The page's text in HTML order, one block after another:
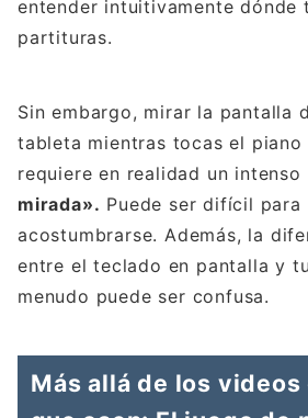
entender intuitivamente dónde
partituras.
Sin embargo, mirar la pantalla
tableta mientras tocas el piano
requiere en realidad un intenso
mirada». Puede ser difícil
acostumbrarse. Además, la
entre el teclado en pantalla y
menudo puede ser confusa.
Más allá de los videos